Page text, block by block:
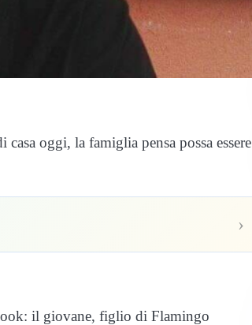
oggi, la famiglia pensa possa essere
›
il giovane, figlio di Flamingo